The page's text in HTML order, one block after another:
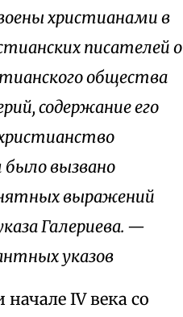
христианами в
писателей о
общества
содержание его
было вызвано
выражений
Галериева. —
указов
IV века со